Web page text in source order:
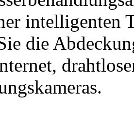
intelligenten
die